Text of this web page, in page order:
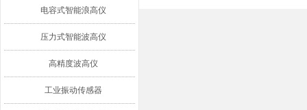
电容式智能浪高仪
压力式智能波高仪
高精度波高仪
工业振动传感器